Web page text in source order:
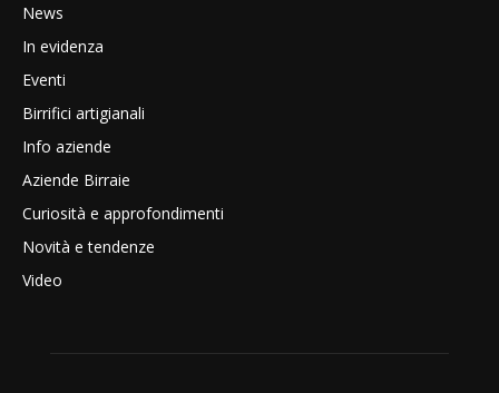
News
In evidenza
Eventi
Birrifici artigianali
Info aziende
Aziende Birraie
Curiosità e approfondimenti
Novità e tendenze
Video